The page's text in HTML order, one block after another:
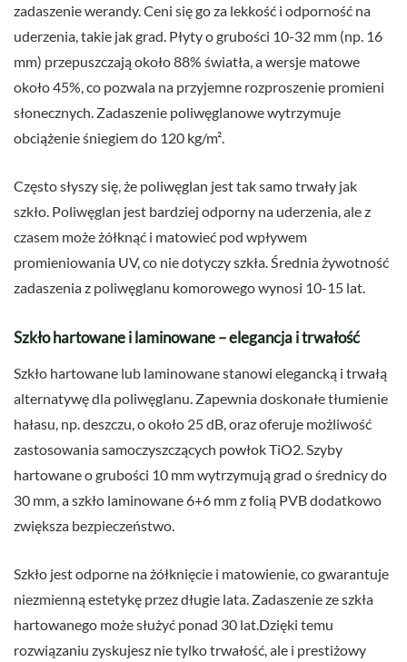
zadaszenie werandy. Ceni się go za lekkość i odporność na
uderzenia, takie jak grad. Płyty o grubości 10-32 mm (np. 16
mm) przepuszczają około 88% światła, a wersje matowe
około 45%, co pozwala na przyjemne rozproszenie promieni
słonecznych. Zadaszenie poliwęglanowe wytrzymuje
obciążenie śniegiem do 120 kg/m².
Często słyszy się, że poliwęglan jest tak samo trwały jak
szkło. Poliwęglan jest bardziej odporny na uderzenia, ale z
czasem może żółknąć i matowieć pod wpływem
promieniowania UV, co nie dotyczy szkła. Średnia żywotność
zadaszenia z poliwęglanu komorowego wynosi 10-15 lat.
Szkło hartowane i laminowane – elegancja i trwałość
Szkło hartowane lub laminowane stanowi elegancką i trwałą
alternatywę dla poliwęglanu. Zapewnia doskonałe tłumienie
hałasu, np. deszczu, o około 25 dB, oraz oferuje możliwość
zastosowania samoczyszczących powłok TiO2. Szyby
hartowane o grubości 10 mm wytrzymują grad o średnicy do
30 mm, a szkło laminowane 6+6 mm z folią PVB dodatkowo
zwiększa bezpieczeństwo.
Szkło jest odporne na żółknięcie i matowienie, co gwarantuje
niezmienną estetykę przez długie lata. Zadaszenie ze szkła
hartowanego może służyć ponad 30 lat.Dzięki temu
rozwiązaniu zyskujesz nie tylko trwałość, ale i prestiżowy